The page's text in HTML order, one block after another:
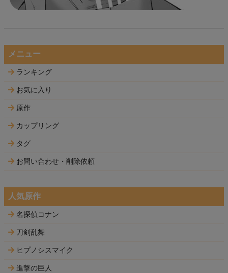
メニュー
ランキング
お気に入り
原作
カップリング
タグ
お問い合わせ・削除依頼
人気原作
名探偵コナン
刀剣乱舞
ヒプノシスマイク
進撃の巨人